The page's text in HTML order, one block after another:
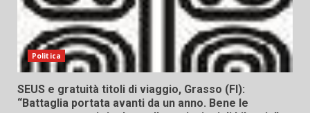
Politica
SEUS e gratuità titoli di viaggio, Grasso (FI):
“Battaglia portata avanti da un anno. Bene le